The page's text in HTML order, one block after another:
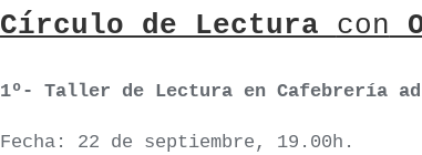
Círculo de Lectura con
1º- Taller de Lectura en Cafebrería ad
Fecha: 22 de septiembre, 19.00h.